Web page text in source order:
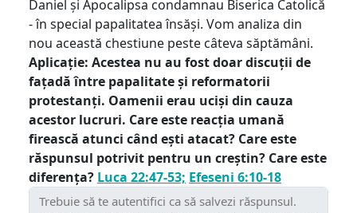
Daniel și Apocalipsa condamnau Biserica Catolică
- în special papalitatea însăși. Vom analiza din
nou această chestiune peste câteva săptămâni.
Aplicație: Acestea nu au fost doar discuții de
fațadă între papalitate și reformatorii
protestanți. Oamenii erau uciși din cauza
acestor lucruri. Care este reacția umană
firească atunci când ești atacat? Care este
răspunsul potrivit pentru un creștin? Care este
diferența? Luca 22:47-53; Efeseni 6:10-18